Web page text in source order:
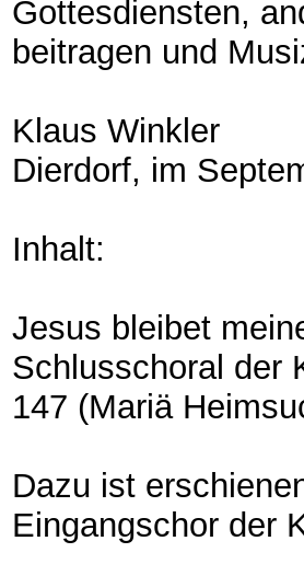
Gottesdiensten,
beitragen und
Klaus Winkler
Dierdorf, im
Inhalt:
Jesus bleibet
Schlusschoral der
147 (Mariä
Dazu ist
Eingangschor der